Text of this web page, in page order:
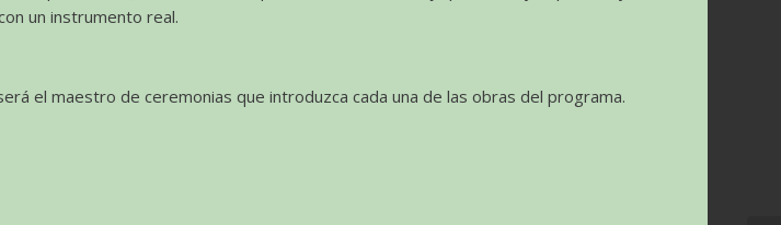
un instrumento real.
el maestro de ceremonias que introduzca cada una de las obras del programa.